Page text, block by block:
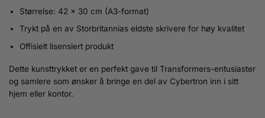
Størrelse: 42 x 30 cm (A3-format)
Trykt på en av Storbritannias eldste skrivere for høy kvalitet
Offisielt lisensiert produkt
Dette kunsttrykket er en perfekt gave til Transformers-entusiaster
og samlere som ønsker å bringe en del av Cybertron inn i sitt
hjem eller kontor.